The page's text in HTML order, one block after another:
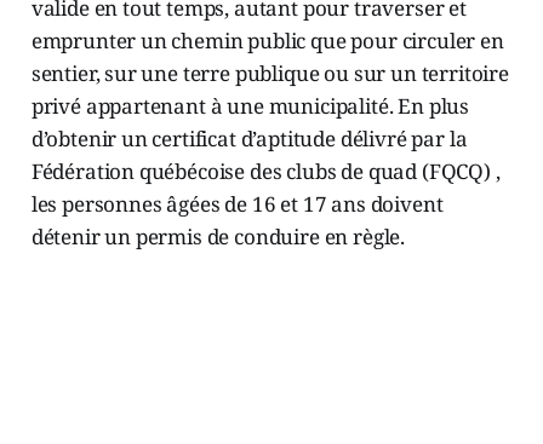
valide en tout temps, autant pour traverser et
emprunter un chemin public que pour circuler en
sentier, sur une terre publique ou sur un territoire
privé appartenant à une municipalité. En plus
d’obtenir un certificat d’aptitude délivré par la
Fédération québécoise des clubs de quad (FQCQ) ,
les personnes âgées de 16 et 17 ans doivent
détenir un permis de conduire en règle.